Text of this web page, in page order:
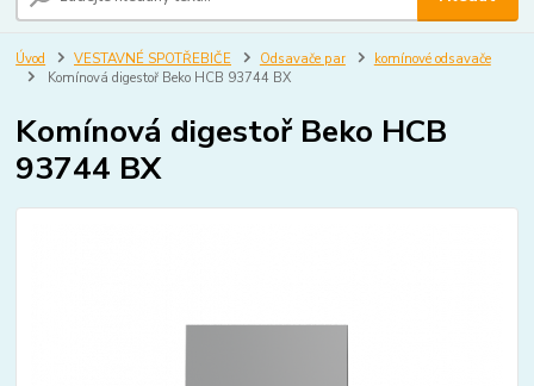
Úvod VESTAVNÉ SPOTŘEBIČE Odsavače par
komínové odsavače
Komínová digestoř Beko HCB 93744 BX
Komínová digestoř Beko HCB
93744 BX